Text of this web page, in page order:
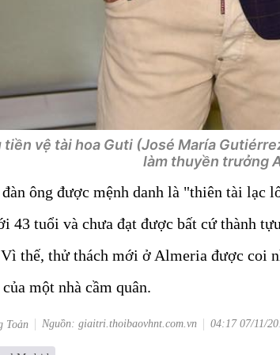
tiền vệ tài hoa Guti (José María
làm thuyền trưởng
ông được mệnh danh là "thiên tài lạc
43 tuổi và chưa đạt được bất cứ thành
thế, thử thách mới ở Almeria được coi
một nhà cầm quân.
Toản Nguồn: giaitri.thoibaovhnt.com.vn 04:17 07/11/